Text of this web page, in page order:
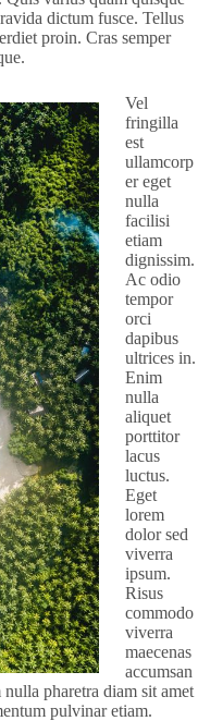
dictum fusce. Tellus
proin. Cras semper
Vel
fringilla
est
ullamcorp
er eget
nulla
facilisi
etiam
dignissim.
Ac odio
tempor
orci
dapibus
ultrices in.
Enim
nulla
aliquet
porttitor
lacus
luctus.
Eget
lorem
dolor sed
viverra
ipsum.
Risus
commodo
viverra
maecenas
accumsan
pharetra diam sit amet
pulvinar etiam.